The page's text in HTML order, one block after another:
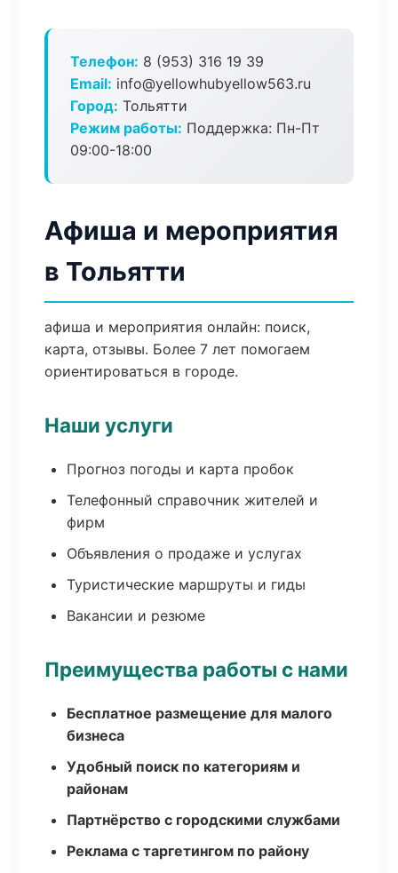
Телефон: 8 (953) 316 19 39
Email: info@yellowhubyellow563.ru
Город: Тольятти
Режим работы: Поддержка: Пн-Пт
09:00-18:00
Афиша и мероприятия
в Тольятти
афиша и мероприятия онлайн: поиск,
карта, отзывы. Более 7 лет помогаем
ориентироваться в городе.
Наши услуги
Прогноз погоды и карта пробок
Телефонный справочник жителей и
фирм
Объявления о продаже и услугах
Туристические маршруты и гиды
Вакансии и резюме
Преимущества работы с нами
Бесплатное размещение для малого
бизнеса
Удобный поиск по категориям и
районам
Партнёрство с городскими службами
Реклама с таргетингом по району